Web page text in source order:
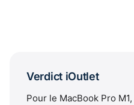
Verdict iOutlet
Pour le MacBook Pro M1,